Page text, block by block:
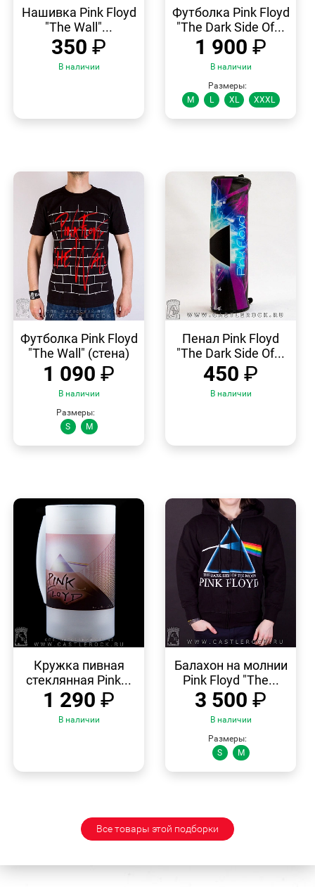
ПРОСМОТР
Нашивка Pink Floyd
"The Wall"...
350 ₽
В наличии
ПРОСМОТР
Футболка Pink Floyd
"The Dark Side Of...
1 900 ₽
В наличии
Размеры:
M
L XL XXXL
ПРОСМОТР
Футболка Pink Floyd
"The Wall" (стена)
1 090 ₽
В наличии
Размеры:
S
M
ПРОСМОТР
Пенал Pink Floyd
"The Dark Side Of...
450 ₽
В наличии
ПРОСМОТР
Кружка пивная
стеклянная Pink...
1 290 ₽
В наличии
ПРОСМОТР
Балахон на молнии
Pink Floyd "The...
3 500 ₽
В наличии
Размеры:
S
M
Все товары этой подборки